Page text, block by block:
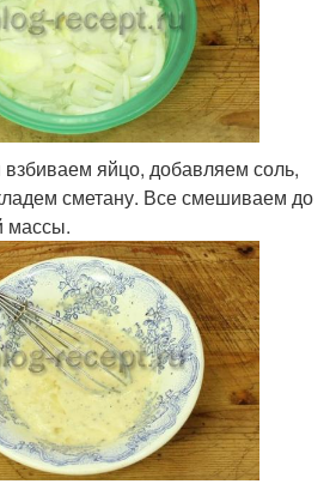
взбиваем яйцо, добавляем соль,
сметану. Все смешиваем до
массы.